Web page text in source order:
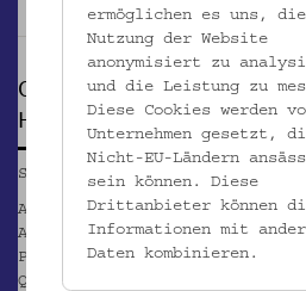
OPEN DAYS
Hof der Kulturen
Sa, 12.09.2026, 15:00
An den "Hof der Kulturen -
Areal erwartet die
Programm mit Workshops,
Q&A-Sessions, Möglichkeiten
ermöglichen es uns, die
Nutzung der Website
anonymisiert zu
und die Leistung zu
Diese Cookies werden
Unternehmen gesetzt,
Nicht-EU-Ländern
sein können. Diese
Drittanbieter können
Informationen mit
Daten kombinieren.